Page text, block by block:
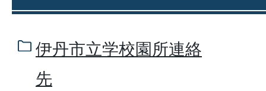
伊丹市立学校園所連絡
先